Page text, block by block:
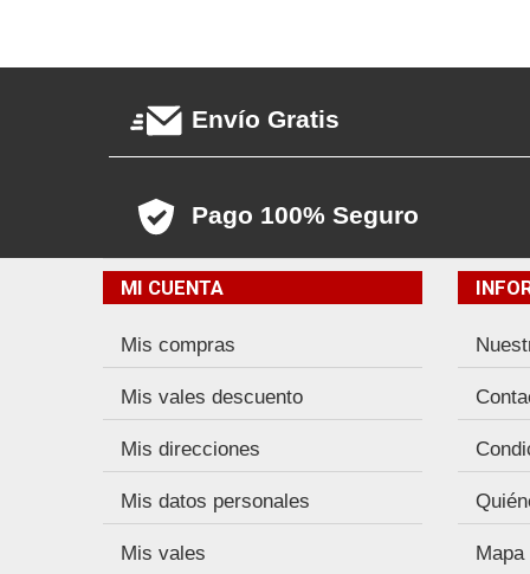
Envío Gratis
Pago 100% Seguro
MI CUENTA
Mis compras
Mis vales descuento
Mis direcciones
Mis datos personales
Mis vales